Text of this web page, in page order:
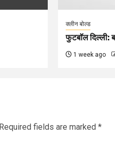
क्लीन बोल्ड
फुटबॉल दिल्ली:
1 week ago
Required fields are marked *